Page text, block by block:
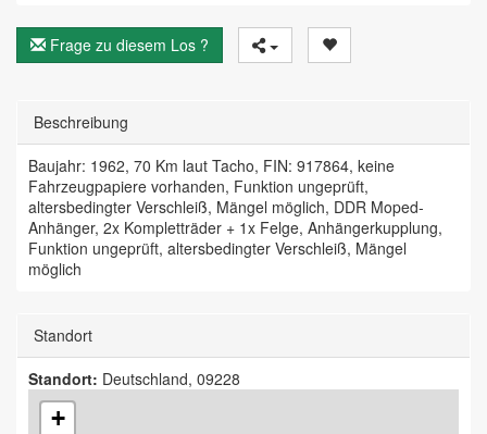
Frage zu diesem Los ?
Beschreibung
Baujahr: 1962, 70 Km laut Tacho, FIN: 917864, keine
Fahrzeugpapiere vorhanden, Funktion ungeprüft,
altersbedingter Verschleiß, Mängel möglich, DDR Moped-
Anhänger, 2x Kompletträder + 1x Felge, Anhängerkupplung,
Funktion ungeprüft, altersbedingter Verschleiß, Mängel
möglich
Standort
Standort: Deutschland, 09228
+